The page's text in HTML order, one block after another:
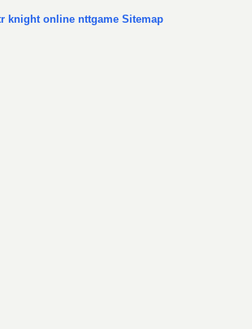
knight online nttgame Sitemap